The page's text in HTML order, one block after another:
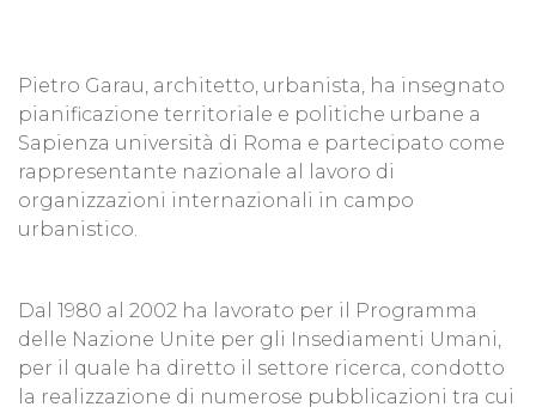
Pietro Garau, architetto, urbanista, ha insegnato
pianificazione territoriale e politiche urbane a
Sapienza università di Roma e partecipato come
rappresentante nazionale al lavoro di
organizzazioni internazionali in campo
urbanistico.
Dal 1980 al 2002 ha lavorato per il Programma
delle Nazione Unite per gli Insediamenti Umani,
per il quale ha diretto il settore ricerca, condotto
la realizzazione di numerose pubblicazioni tra cui